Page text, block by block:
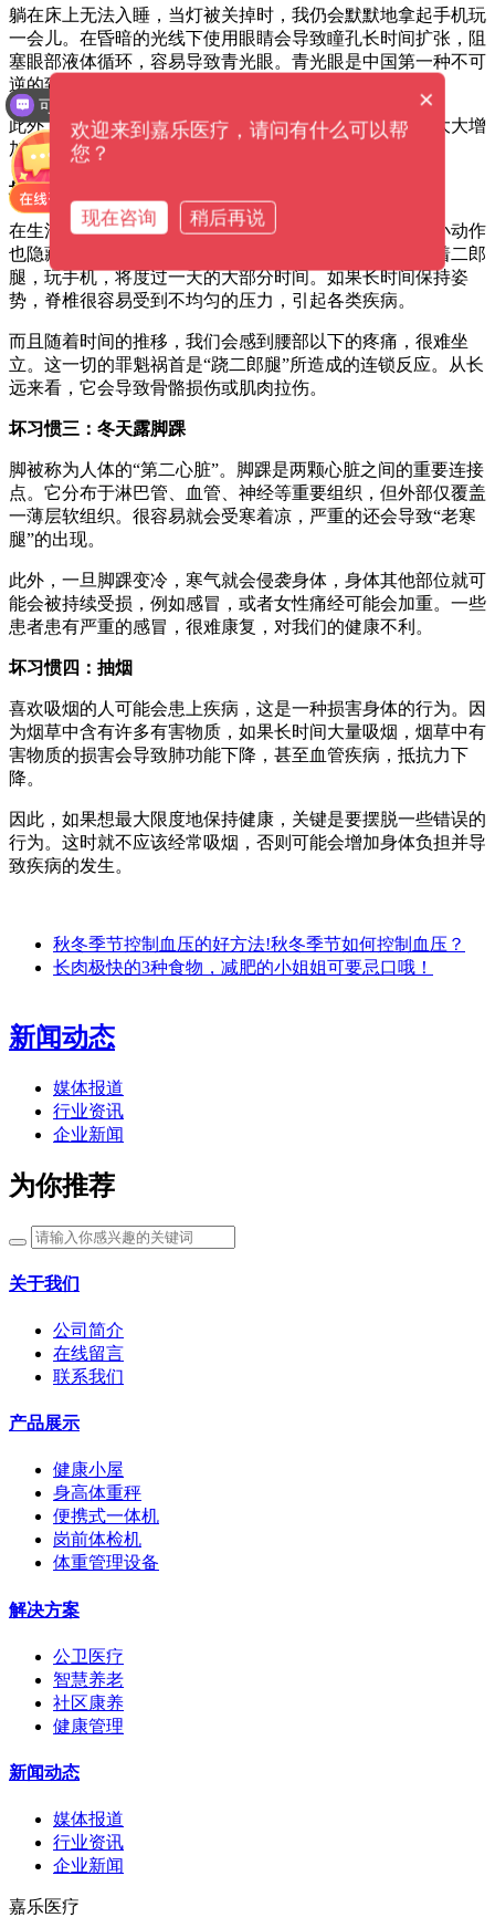
躺在床上无法入睡，当灯被关掉时，我仍会默默地拿起手机玩
一会儿。在昏暗的光线下使用眼睛会导致瞳孔长时间扩张，阻
塞眼部液体循环，容易导致青光眼。青光眼是中国第一种不可
逆的致盲眼病。
此外，研究表明，从长远来看，每天使用手机一小时将大大增
加患脑肿瘤的风险。
坏习惯而：二郎腿
在生活中，许多人喜欢跷二郎腿，殊不知这种不起眼的小动作
也隐藏着潜在的危险。如果每天晚饭后坐在沙发上，翘着二郎
腿，玩手机，将度过一天的大部分时间。如果长时间保持姿
势，脊椎很容易受到不均匀的压力，引起各类疾病。
而且随着时间的推移，我们会感到腰部以下的疼痛，很难坐
立。这一切的罪魁祸首是“跷二郎腿”所造成的连锁反应。从长
远来看，它会导致骨骼损伤或肌肉拉伤。
坏习惯三：冬天露脚踝
脚被称为人体的“第二心脏”。脚踝是两颗心脏之间的重要连接
点。它分布于淋巴管、血管、神经等重要组织，但外部仅覆盖
一薄层软组织。很容易就会受寒着凉，严重的还会导致“老寒
腿”的出现。
此外，一旦脚踝变冷，寒气就会侵袭身体，身体其他部位就可
能会被持续受损，例如感冒，或者女性痛经可能会加重。一些
患者患有严重的感冒，很难康复，对我们的健康不利。
坏习惯四：抽烟
喜欢吸烟的人可能会患上疾病，这是一种损害身体的行为。因
为烟草中含有许多有害物质，如果长时间大量吸烟，烟草中有
害物质的损害会导致肺功能下降，甚至血管疾病，抵抗力下
降。
因此，如果想最大限度地保持健康，关键是要摆脱一些错误的
行为。这时就不应该经常吸烟，否则可能会增加身体负担并导
致疾病的发生。
秋冬季节控制血压的好方法!秋冬季节如何控制血压？
长肉极快的3种食物，减肥的小姐姐可要忌口哦！
新闻动态
媒体报道
行业资讯
企业新闻
为你推荐
关于我们
公司简介
在线留言
联系我们
产品展示
健康小屋
身高体重秤
便携式一体机
岗前体检机
体重管理设备
解决方案
公卫医疗
智慧养老
社区康养
健康管理
新闻动态
媒体报道
行业资讯
企业新闻
嘉乐医疗
×
欢迎来到嘉乐医疗，请问有什么可以帮
您？
现在咨询 稍后再说